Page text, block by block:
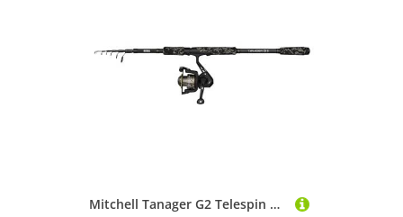
Mitchell Tanager G2 Telespin Combo | Tragbares Teleskop-Spinnruten- und Rollenset für das Süßwasserfischen |Anfänger und fortgeschrittene Angler | Schwarz, 2,40m mittelschwere Rute, 2000er-Rolle